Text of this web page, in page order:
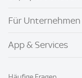
Für Unternehmen
App & Services